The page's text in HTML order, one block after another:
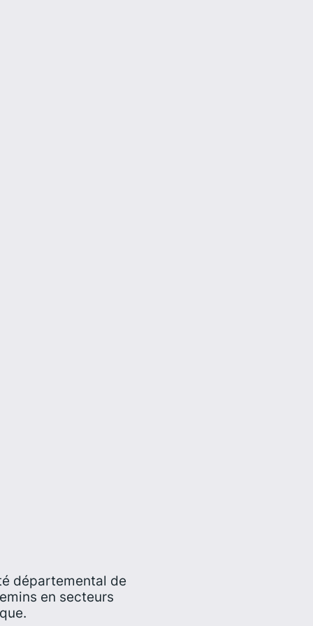
départemental de
en secteurs
technique.